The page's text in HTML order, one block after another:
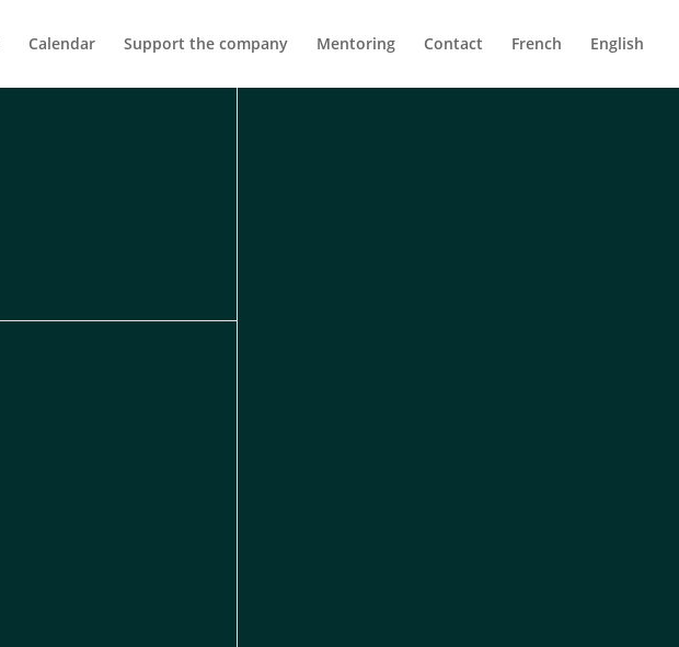
Calendar Support the company Mentoring Contact French English